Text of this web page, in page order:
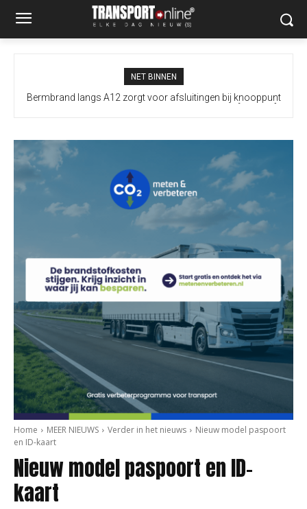
NET BINNEN
Bermbrand langs A12 zorgt voor afsluitingen bij knooppunt
Home MEER NIEUWS Verder in het nieuws
Nieuw model paspoort
en ID-kaart
Nieuw model paspoort en ID-
kaart